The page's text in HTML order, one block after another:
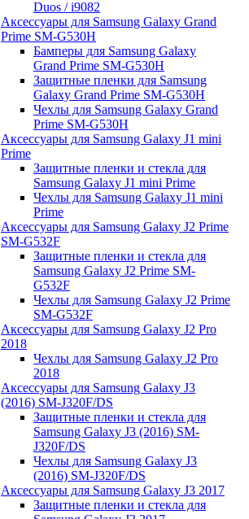
Duos / i9082
Аксессуары для Samsung Galaxy Grand
Prime SM-G530H
Бамперы для Samsung Galaxy
Grand Prime SM-G530H
Защитные пленки для Samsung
Galaxy Grand Prime SM-G530H
Чехлы для Samsung Galaxy Grand
Prime SM-G530H
Аксессуары для Samsung Galaxy J1 mini
Prime
Защитные пленки и стекла для
Samsung Galaxy J1 mini Prime
Чехлы для Samsung Galaxy J1 mini
Prime
Аксессуары для Samsung Galaxy J2 Prime
SM-G532F
Защитные пленки и стекла для
Samsung Galaxy J2 Prime SM-
G532F
Чехлы для Samsung Galaxy J2 Prime
SM-G532F
Аксессуары для Samsung Galaxy J2 Pro
2018
Чехлы для Samsung Galaxy J2 Pro
2018
Аксессуары для Samsung Galaxy J3
(2016) SM-J320F/DS
Защитные пленки и стекла для
Samsung Galaxy J3 (2016) SM-
J320F/DS
Чехлы для Samsung Galaxy J3
(2016) SM-J320F/DS
Аксессуары для Samsung Galaxy J3 2017
Защитные пленки и стекла для